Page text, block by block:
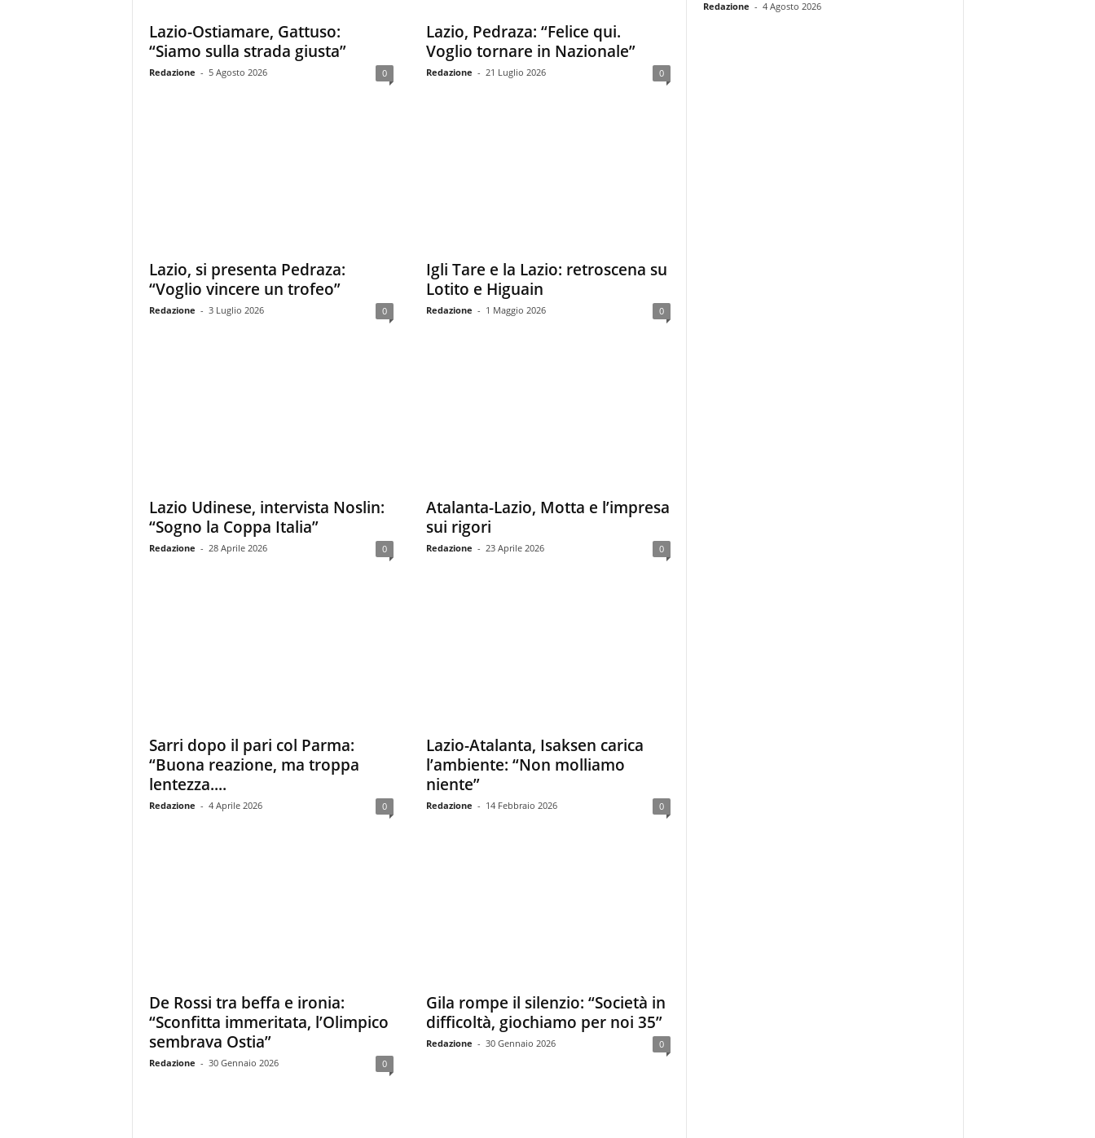
Lazio-Ostiamare, Gattuso:
“Siamo sulla strada giusta”
Redazione - 5 Agosto 2026 0
Lazio, Pedraza: “Felice qui.
Voglio tornare in Nazionale”
Redazione - 21 Luglio 2026 0
Lazio, si presenta Pedraza:
“Voglio vincere un trofeo”
Redazione - 3 Luglio 2026 0
Igli Tare e la Lazio: retroscena su
Lotito e Higuain
Redazione - 1 Maggio 2026 0
Lazio Udinese, intervista Noslin:
“Sogno la Coppa Italia”
Redazione - 28 Aprile 2026 0
Atalanta-Lazio, Motta e l’impresa
sui rigori
Redazione - 23 Aprile 2026 0
Sarri dopo il pari col Parma:
“Buona reazione, ma troppa
lentezza....
Redazione - 4 Aprile 2026 0
Lazio-Atalanta, Isaksen carica
l’ambiente: “Non molliamo
niente”
Redazione - 14 Febbraio 2026 0
De Rossi tra beffa e ironia:
“Sconfitta immeritata, l’Olimpico
sembrava Ostia”
Redazione - 30 Gennaio 2026 0
Gila rompe il silenzio: “Società in
difficoltà, giochiamo per noi 35”
Redazione - 30 Gennaio 2026 0
Redazione - 4 Agosto 2026